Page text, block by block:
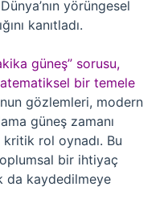
yörüngesel
kanıtladı.
güneş” sorusu,
bir temele
gözlemleri, modern
güneş zamanı
kritik rol oynadı. Bu
bir ihtiyaç
da kaydedilmeye